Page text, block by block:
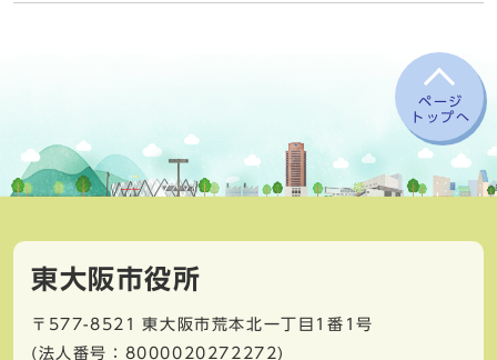
ページ
トップへ
東大阪市役所
〒577-8521
東大阪市荒本北一丁目1番1号
(法人番号：8000020272272)